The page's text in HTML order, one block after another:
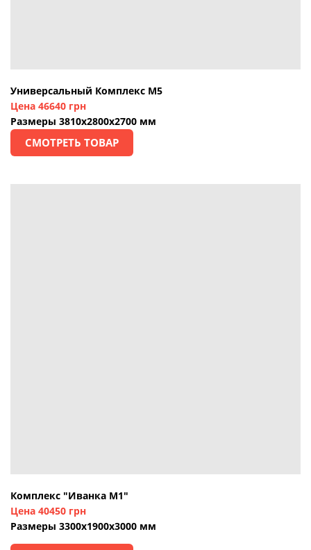
Универсальный Комплекс М5
Цена 46640 грн
Размеры 3810х2800х2700 мм
СМОТРЕТЬ ТОВАР
Комплекс "Иванка М1"
Цена 40450 грн
Размеры 3300х1900х3000 мм